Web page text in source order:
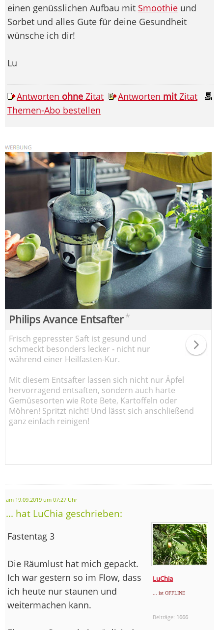
einen genüsslichen Aufbau mit Smoothie und
Sorbet und alles Gute für deine Gesundheit
wünsche ich dir!
Lu
Antworten ohne Zitat Antworten mitZitat
Themen-Abo bestellen
Philips Avance Entsafter*
Frisch gepresster Saft ist gesund und
schmeckt besonders lecker - nicht nur
während einer Heilfasten-Kur.
Mit diesem Entsafter lassen sich nicht nur Äpfel
hervorragend entsaften, sondern auch harte
Gemüsesorten wie Rote Bete, Kartoffeln oder
Möhren! Spritzt nicht! Und lässt sich anschließend
ganz einfach reinigen!
am 19.09.2019 um 07:27 Uhr
... hat LuChia geschrieben:
LuChia
... ist OFFLINE
Beiträge: 1666
Fastentag 3
Die Räumlust hat mich gepackt.
Ich war gestern so im Flow, dass
ich heute nur staunen und
weitermachen kann.